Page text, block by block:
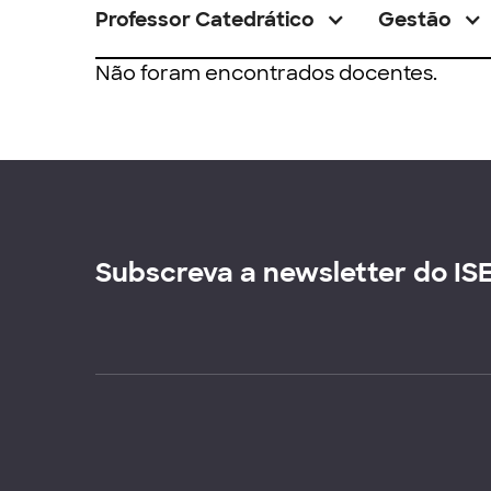
Professor Catedrático Gestão
Não foram encontrados docentes.
Subscreva a newsletter do